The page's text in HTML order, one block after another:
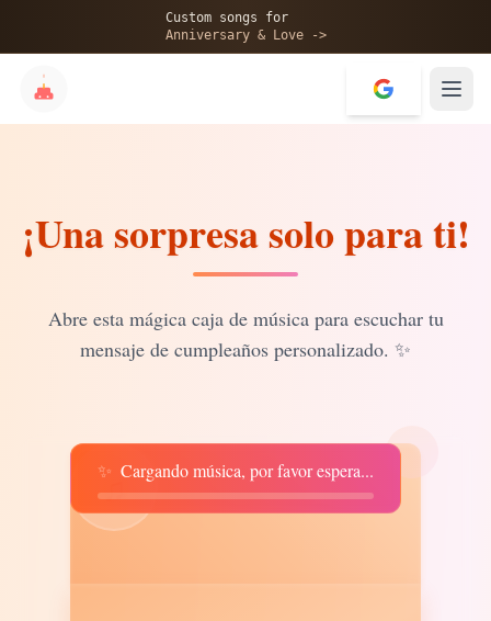
Custom songs for
Anniversary & Love ->
💝
¡Una sorpresa solo para ti!
Abre esta mágica caja de música para escuchar tu
mensaje de cumpleaños personalizado. ✨
♫
✨ Cargando música, por favor espera...